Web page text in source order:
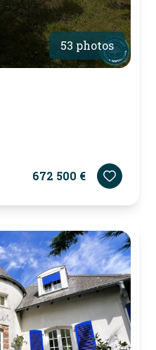
53 photos
672 500 €